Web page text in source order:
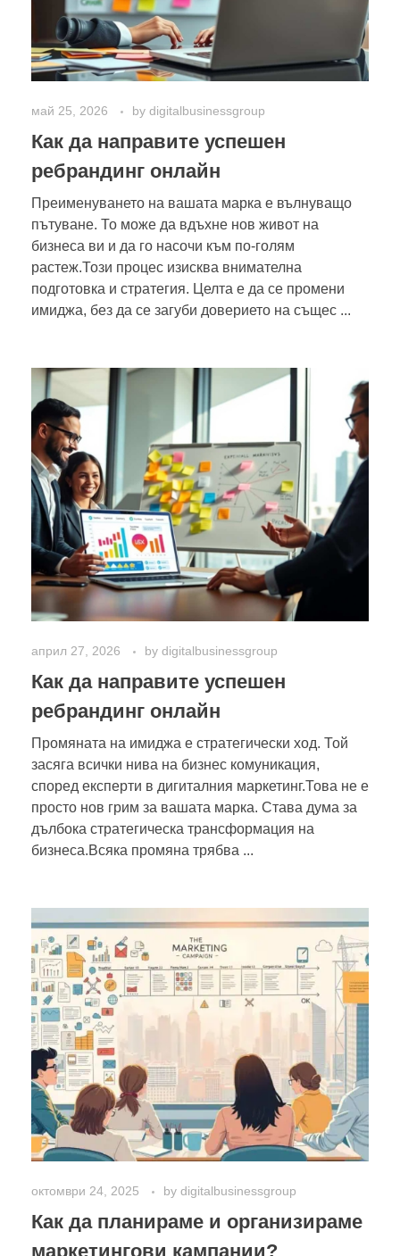
май 25, 2026 by digitalbusinessgroup
Как да направите успешен
ребрандинг онлайн
Преименуването на вашата марка е вълнуващо
пътуване. То може да вдъхне нов живот на
бизнеса ви и да го насочи към по-голям
растеж.Този процес изисква внимателна
подготовка и стратегия. Целта е да се промени
имиджа, без да се загуби доверието на същес ...
април 27, 2026 by digitalbusinessgroup
Как да направите успешен
ребрандинг онлайн
Промяната на имиджа е стратегически ход. Той
засяга всички нива на бизнес комуникация,
според експерти в дигиталния маркетинг.Това не е
просто нов грим за вашата марка. Става дума за
дълбока стратегическа трансформация на
бизнеса.Всяка промяна трябва ...
октомври 24, 2025 by digitalbusinessgroup
Как да планираме и организираме
маркетингови кампании?